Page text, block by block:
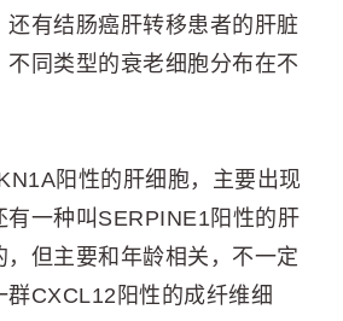
还有结肠癌肝转移患者的肝脏
同类型的衰老细胞分布在不
阳性的肝细胞，主要出现
有一种叫SERPINE1阳性的肝
但主要和年龄相关，不一定
群CXCL12阳性的成纤维细